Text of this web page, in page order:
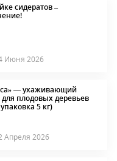
сидератов –
Июня 2026
— ухаживающий
для плодовых деревьев
5 кг)
Апреля 2026